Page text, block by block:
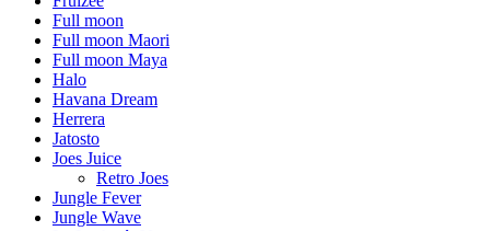
Full moon
Full moon Maori
Full moon Maya
Halo
Havana Dream
Herrera
Jatosto
Joes Juice
Retro Joes
Jungle Fever
Jungle Wave